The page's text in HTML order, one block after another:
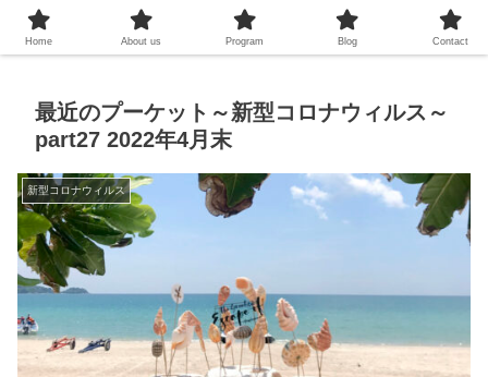
プーケットシュノーケリング教室
最近のプーケット～新型コロナウィルス～
part27 2022年4月末
新型コロナウィルス
Home About us Program Blog Contact